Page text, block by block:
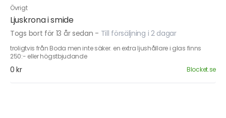
Övrigt
Ljuskrona i smide
Togs bort för 13 år sedan - Till försäljning i 2 dagar
troligtvis från Boda men inte säker. en extra ljushållare i glas finns
250:- eller högstbjudande
0 kr Blocket.se